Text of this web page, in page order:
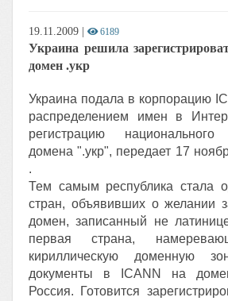
19.11.2009 6189
Украина решила
домен .укр
Украина подала в корпорацию
распределением имен в
регистрацию национального
домена ".укр", передает 17
.
Тем самым республика стала
стран, объявивших о желании
домен, записанный не
первая страна,
кириллическую доменную
документы в ICANN на
Россия. Готовится